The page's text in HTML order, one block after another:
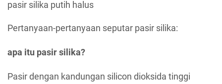
pasir silika putih halus
Pertanyaan-pertanyaan seputar pasir silika:
apa itu pasir silika?
Pasir dengan kandungan silicon dioksida tinggi